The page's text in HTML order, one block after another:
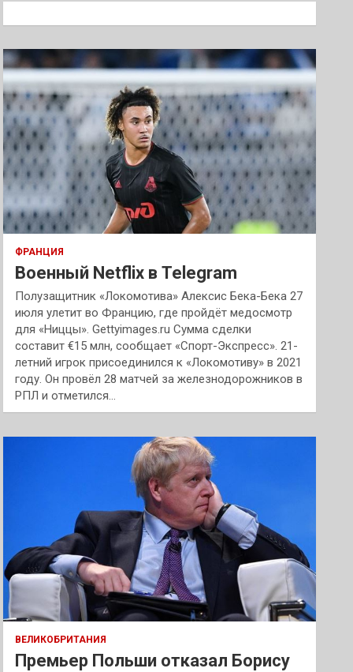
к
ФРАНЦИЯ
Военный Netflix в Telegram
Полузащитник «Локомотива» Алексис Бека-Бека 27
июля улетит во Францию, где пройдёт медосмотр
для «Ниццы». Gettyimages.ru Сумма сделки
составит €15 млн, сообщает «Спорт-Экспресс». 21-
летний игрок присоединился к «Локомотиву» в 2021
году. Он провёл 28 матчей за железнодорожников в
РПЛ и отметился…
ВЕЛИКОБРИТАНИЯ
Премьер Польши отказал Борису